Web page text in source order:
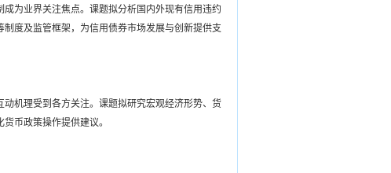
为业界关注焦点。课题拟分析国内外现有信用违约
度及监管框架，为信用债券市场发展与创新提供支
机理受到各方关注。课题拟研究宏观经济形势、货
币政策操作提供建议。